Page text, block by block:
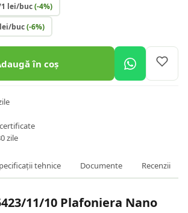
lei/buc(-4%)
buc(-6%)
în coș
zile
tehnice Documente Recenzii
11/10 Plafoniera Nano